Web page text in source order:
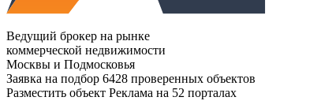
Ведущий брокер на рынке
коммерческой недвижимости
Москвы и Подмосковья
Заявка на подбор 6428 проверенных объектов
Разместить объект Реклама на 52 порталах